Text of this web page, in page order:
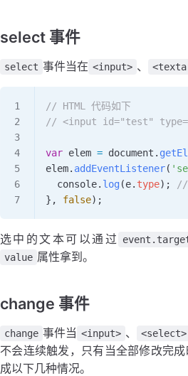
select 事件
select 事件当在 <input> 、
// HTML 代码如下
// <input id="test"
var elem = document .
elem. addEventListener(
  console
. log (e. type);
//
}, false);
选中的文本可以通过
value 属性拿到。
change 事件
change 事件当 <input> 、 <select>
不会连续触发，只有当全部修改完
成以下几种情况。